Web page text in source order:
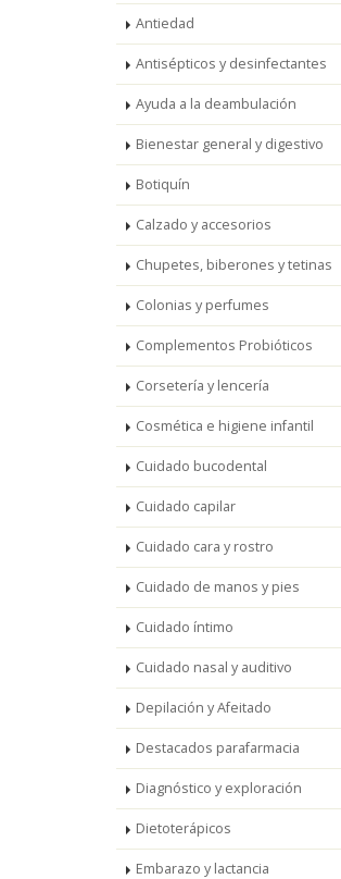
Antiedad
Antisépticos y desinfectantes
Ayuda a la deambulación
Bienestar general y digestivo
Botiquín
Calzado y accesorios
Chupetes, biberones y tetinas
Colonias y perfumes
Complementos Probióticos
Corsetería y lencería
Cosmética e higiene infantil
Cuidado bucodental
Cuidado capilar
Cuidado cara y rostro
Cuidado de manos y pies
Cuidado íntimo
Cuidado nasal y auditivo
Depilación y Afeitado
Destacados parafarmacia
Diagnóstico y exploración
Dietoterápicos
Embarazo y lactancia